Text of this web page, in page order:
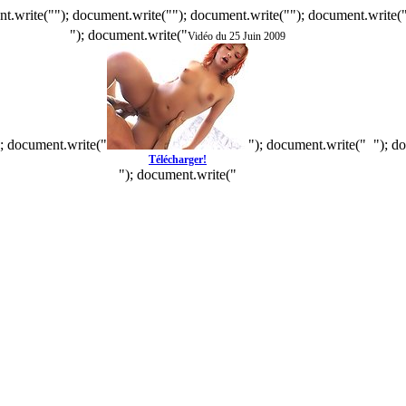
document.write(""); document.write("");
"); document.write("Vidéo du 25 Juin 2009
document.write(" "); document.write("
Télécharger!
"); document.write("
");